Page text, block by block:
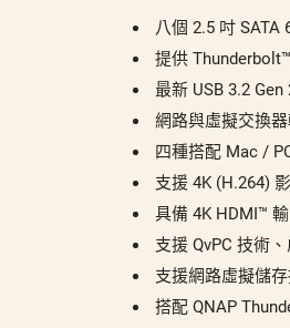
八個 2.5 吋 SATA
提供
最新 USB 3.2
網路與虛擬交換
四種搭配 Mac /
支援 4K (H.264)
具備 4K HDMI™
支援 QvPC 技術
支援網路虛擬儲
搭配 QNAP